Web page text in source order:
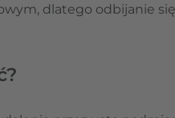
dlatego odbijanie się